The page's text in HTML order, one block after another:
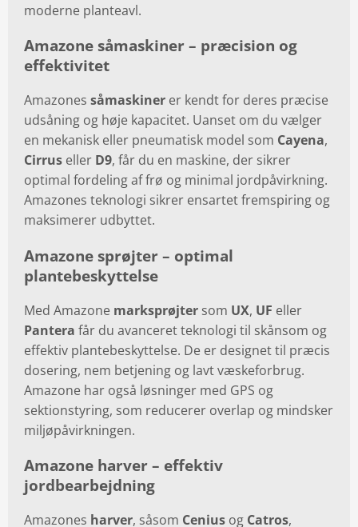
moderne planteavl.
Amazone såmaskiner – præcision og
effektivitet
Amazones såmaskiner er kendt for deres præcise
udsåning og høje kapacitet. Uanset om du vælger
en mekanisk eller pneumatisk model som Cayena,
Cirrus eller D9, får du en maskine, der sikrer
optimal fordeling af frø og minimal jordpåvirkning.
Amazones teknologi sikrer ensartet fremspiring og
maksimerer udbyttet.
Amazone sprøjter – optimal
plantebeskyttelse
Med Amazone marksprøjter som UX, UF eller
Pantera får du avanceret teknologi til skånsom og
effektiv plantebeskyttelse. De er designet til præcis
dosering, nem betjening og lavt væskeforbrug.
Amazone har også løsninger med GPS og
sektionstyring, som reducerer overlap og mindsker
miljøpåvirkningen.
Amazone harver – effektiv
jordbearbejdning
Amazones harver, såsom Cenius og Catros,